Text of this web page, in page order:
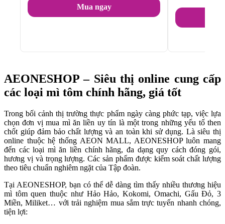
Mua ngay
AEONESHOP – Siêu thị online cung cấp
các loại mì tôm chính hãng, giá tốt
Trong bối cảnh thị trường thực phẩm ngày càng phức tạp, việc lựa
chọn đơn vị mua mì ăn liền uy tín là một trong những yếu tố then
chốt giúp đảm bảo chất lượng và an toàn khi sử dụng. Là siêu thị
online thuộc hệ thống AEON MALL, AEONESHOP luôn mang
đến các loại mì ăn liền chính hãng, đa dạng quy cách đóng gói,
hương vị và trọng lượng. Các sản phẩm được kiểm soát chất lượng
theo tiêu chuẩn nghiêm ngặt của Tập đoàn.
Tại AEONESHOP, bạn có thể dễ dàng tìm thấy nhiều thương hiệu
mì tôm quen thuộc như Hảo Hảo, Kokomi, Omachi, Gấu Đỏ, 3
Miền, Miliket… với trải nghiệm mua sắm trực tuyến nhanh chóng,
tiện lợi: